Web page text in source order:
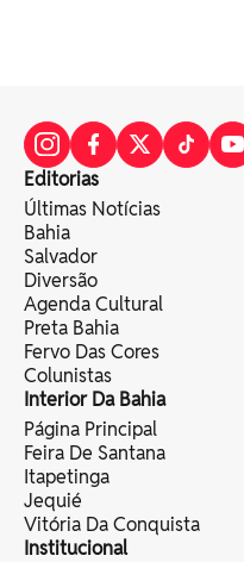
Editorias
Últimas Notícias
Bahia
Salvador
Diversão
Agenda Cultural
Preta Bahia
Fervo Das Cores
Colunistas
Interior Da Bahia
Página Principal
Feira De Santana
Itapetinga
Jequié
Vitória Da Conquista
Institucional